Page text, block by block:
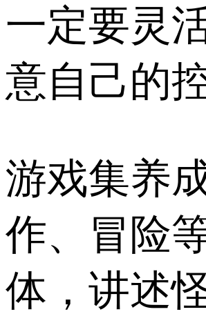
一定要灵
意自己的
游戏集养
作、冒险
体，讲述